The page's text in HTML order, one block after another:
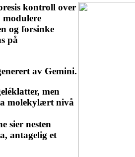
kontroll over
modulere
og forsinke
på
av Gemini.
men
molekylært nivå
sier nesten
antagelig et